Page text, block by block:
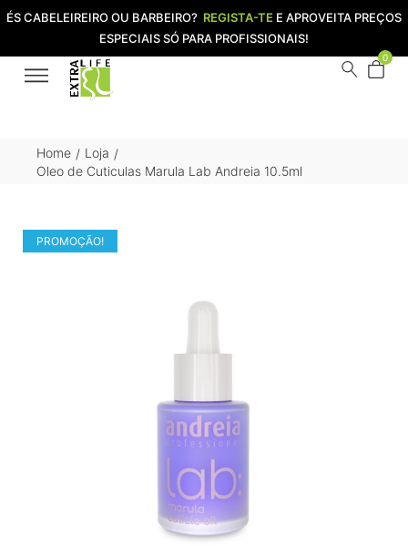
ÉS CABELEIREIRO OU BARBEIRO? REGISTA-TE E APROVEITA PREÇOS
ESPECIAIS SÓ PARA PROFISSIONAIS!
0
Home / Loja /
Oleo de Cuticulas Marula Lab Andreia 10.5ml
PROMOÇÃO!